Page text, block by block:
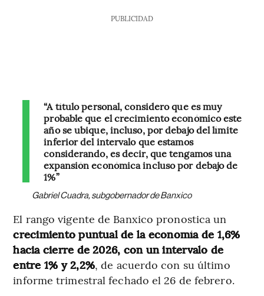
PUBLICIDAD
“A título personal, considero que es muy
probable que el crecimiento económico este
año se ubique, incluso, por debajo del límite
inferior del intervalo que estamos
considerando, es decir, que tengamos una
expansión económica incluso por debajo de
1%”
Gabriel Cuadra, subgobernador de Banxico
El rango vigente de Banxico pronostica un
crecimiento puntual de la economía de 1,6%
hacia cierre de 2026, con un intervalo de
entre 1% y 2,2%, de acuerdo con su último
informe trimestral fechado el 26 de febrero.